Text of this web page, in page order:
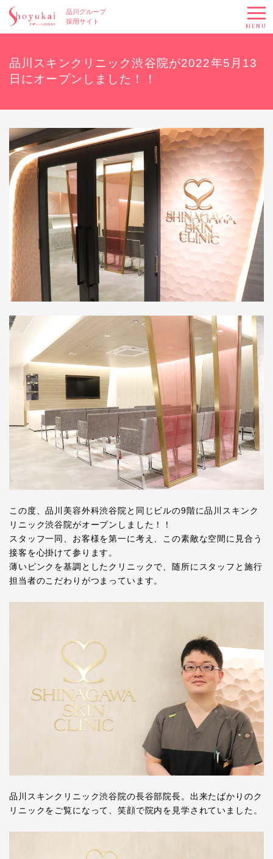
品川グループ
採用サイト
MENU
品川スキンクリニック渋谷院が2022年5月13
日にオープンしました！！
この度、品川美容外科渋谷院と同じビルの9階に品川スキンク
リニック渋谷院がオープンしました！！
スタッフ一同、お客様を第一に考え、この素敵な空間に見合う
接客を心掛けて参ります。
薄いピンクを基調としたクリニックで、随所にスタッフと施行
担当者のこだわりがつまっています。
品川スキンクリニック渋谷院の長谷部院長。出来たばかりのク
リニックをご覧になって、笑顔で院内を見学されていました。